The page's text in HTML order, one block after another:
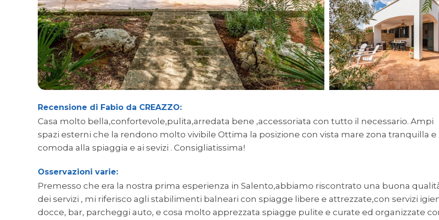
Recensione di Fabio da CREAZZO:
Casa molto bella,confortevole,pulita,arredata bene ,accessoriata con tutto il necessario. Ampi
spazi esterni che la rendono molto vivibile Ottima la posizione con vista mare zona tranquilla e
comoda alla spiaggia e ai sevizi . Consigliatissima!
Osservazioni varie:
Premesso che era la nostra prima esperienza in Salento,abbiamo riscontrato una buona
dei servizi , mi riferisco agli stabilimenti balneari con spiagge libere e attrezzate,con servizi
docce, bar, parcheggi auto, e cosa molto apprezzata spiagge pulite e curate ed organizzate